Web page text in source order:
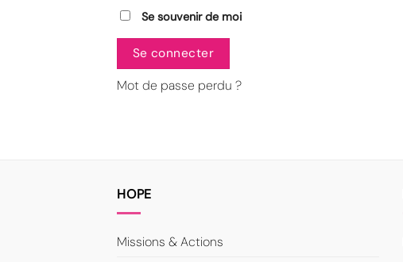
Se souvenir de moi
Se connecter
Mot de passe perdu ?
HOPE
Missions & Actions